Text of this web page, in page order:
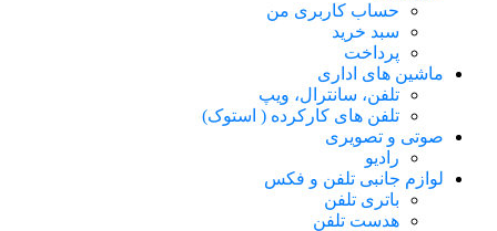
حساب کاربری من
سبد خرید
پرداخت
ماشین های اداری
تلفن، سانترال، ویپ
تلفن های کارکرده ( استوک)
صوتی و تصویری
رادیو
لوازم جانبی تلفن و فکس
باتری تلفن
هدست تلفن